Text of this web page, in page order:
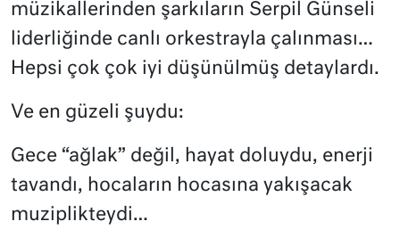
müzikallerinden şarkıların Serpil Günseli
liderliğinde canlı orkestrayla çalınması…
Hepsi çok çok iyi düşünülmüş detaylardı.
Ve en güzeli şuydu:
Gece “ağlak” değil, hayat doluydu, enerji
tavandı, hocaların hocasına yakışacak
muziplikteydi…